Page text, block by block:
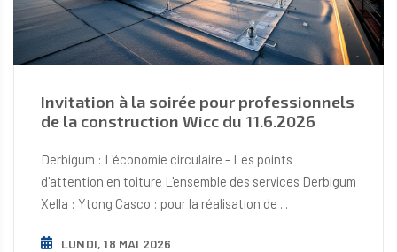
Invitation à la soirée pour professionnels
de la construction Wicc du 11.6.2026
Derbigum : L'économie circulaire - Les points
d'attention en toiture L'ensemble des services Derbigum
Xella : Ytong Casco : pour la réalisation de ...
LUNDI, 18 MAI 2026